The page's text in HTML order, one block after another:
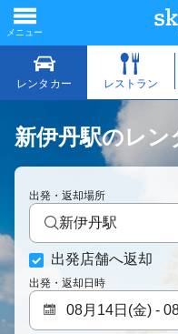
新伊丹駅のレン
出発・返却場所
新伊丹駅
出発店舗へ返却
出発・返却日時